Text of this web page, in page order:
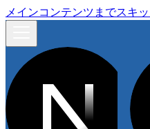
メインコンテンツまでスキ